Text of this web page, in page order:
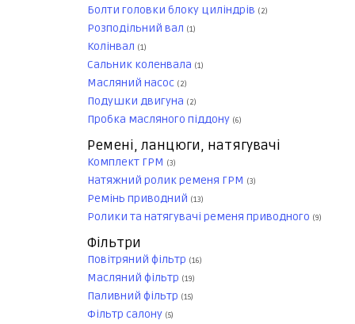
Болти головки блоку циліндрів (2)
Розподільний вал (1)
Колінвал (1)
Сальник коленвала (1)
Масляний насос (2)
Подушки двигуна (2)
Пробка масляного піддону (6)
Ремені, ланцюги, натягувачі
Комплект ГРМ (3)
Натяжний ролик ременя ГРМ (3)
Ремінь приводний (13)
Ролики та натягувачі ременя приводного (9)
Фільтри
Повітряний фільтр (16)
Масляний фільтр (19)
Паливний фільтр (15)
Фільтр салону (5)